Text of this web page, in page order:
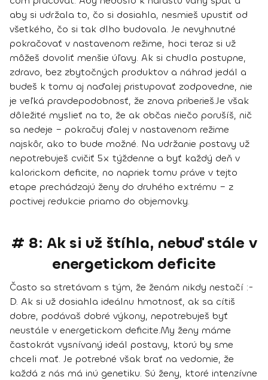
aby si udržala to, čo si dosiahla, nesmieš upustiť od
všetkého, čo si tak dlho budovala. Je nevyhnutné
pokračovať v nastavenom režime, hoci teraz si už
môžeš dovoliť menšie úľavy. Ak si chudla postupne,
zdravo, bez zbytočných produktov a náhrad jedál a
budeš k tomu aj naďalej pristupovať zodpovedne, nie
je veľká pravdepodobnosť, že znova priberieš.Je však
dôležité myslieť na to, že ak občas niečo porušíš, nič
sa nedeje – pokračuj ďalej v nastavenom režime
najskôr, ako to bude možné. Na udržanie postavy už
nepotrebuješ cvičiť 5x týždenne a byť každý deň v
kalorickom deficite, no napriek tomu práve v tejto
etape prechádzajú ženy do druhého extrému – z
poctivej redukcie priamo do objemovky.
# 8: Ak si už štíhla, nebuď stále v
energetickom deficite
Často sa stretávam s tým, že ženám nikdy nestačí :-
D. Ak si už dosiahla ideálnu hmotnosť, ak sa cítiš
dobre, podávaš dobré výkony, nepotrebuješ byť
neustále v energetickom deficite.My ženy máme
častokrát vysnívaný ideál postavy, ktorú by sme
chceli mať. Je potrebné však brať na vedomie, že
každá z nás má inú genetiku. Sú ženy, ktoré intenzívne